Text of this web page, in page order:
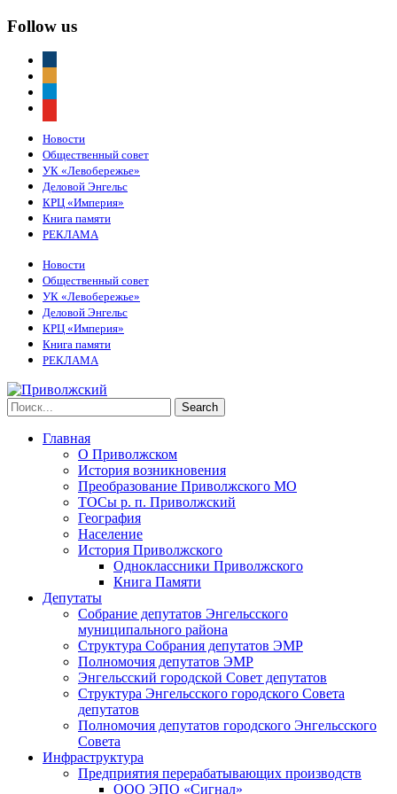
Follow us
Новости
Общественный совет
УК «Левобережье»
Деловой Энгельс
КРЦ «Империя»
Книга памяти
РЕКЛАМА
Новости
Общественный совет
УК «Левобережье»
Деловой Энгельс
КРЦ «Империя»
Книга памяти
РЕКЛАМА
Главная
О Приволжском
История возникновения
Преобразование Приволжского МО
ТОСы р. п. Приволжский
География
Население
История Приволжского
Одноклассники Приволжского
Книга Памяти
Депутаты
Собрание депутатов Энгельсского
муниципального района
Структура Собрания депутатов ЭМР
Полномочия депутатов ЭМР
Энгельсский городской Совет депутатов
Структура Энгельсского городского Совета
депутатов
Полномочия депутатов городского Энгельсского
Совета
Инфраструктура
Предприятия перерабатывающих производств
ООО ЭПО «Сигнал»